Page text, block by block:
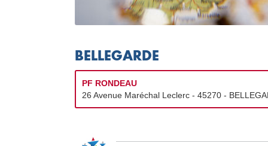
BELLEGARDE
PF RONDEAU
26 Avenue Maréchal Leclerc - 45270 -